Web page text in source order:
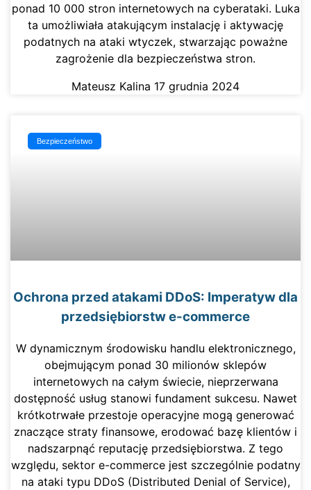
ponad 10 000 stron internetowych na cyberataki. Luka
ta umożliwiała atakującym instalację i aktywację
podatnych na ataki wtyczek, stwarzając poważne
zagrożenie dla bezpieczeństwa stron.
Mateusz Kalina 17 grudnia 2024
Bezpieczeństwo
Ochrona przed atakami DDoS: Imperatyw dla
przedsiębiorstw e-commerce
W dynamicznym środowisku handlu elektronicznego,
obejmującym ponad 30 milionów sklepów
internetowych na całym świecie, nieprzerwana
dostępność usług stanowi fundament sukcesu. Nawet
krótkotrwałe przestoje operacyjne mogą generować
znaczące straty finansowe, erodować bazę klientów i
nadszarpnąć reputację przedsiębiorstwa. Z tego
względu, sektor e-commerce jest szczególnie podatny
na ataki typu DDoS (Distributed Denial of Service),